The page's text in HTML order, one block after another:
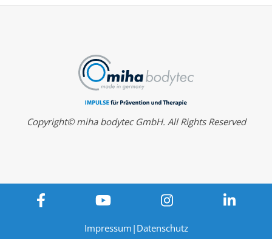
Copyright© miha bodytec GmbH. All Rights Reserved
Impressum | Datenschutz